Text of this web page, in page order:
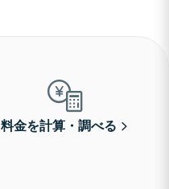
料金を計算・調べる